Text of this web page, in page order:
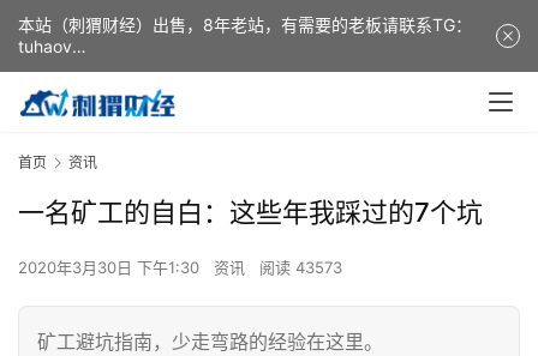
首页 资讯
一名矿工的自白：这些年我踩过的7个坑
2020年3月30日 下午1:30 资讯 阅读 43573
矿工避坑指南，少走弯路的经验在这里。
本站（刺猬财经）出售，8年老站，有需要的老板请联系TG：
tuhaov
This website (ciweicaijing) is for sale. It is a 8-year-old
website. If you need it, please contact TG: tuhaov